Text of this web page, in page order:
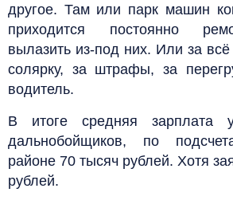
другое. Там или парк машин
приходится постоянно
вылазить из-под них. Или за
солярку, за штрафы, за
водитель.
В итоге средняя зарплата у
дальнобойщиков, по
районе 70 тысяч рублей. Хотя
рублей.